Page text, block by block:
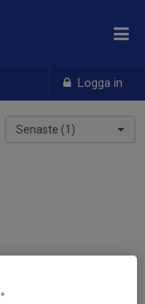
Logga in
Senaste (1)